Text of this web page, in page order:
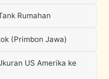
Rumahan
(Primbon Jawa)
US Amerika ke